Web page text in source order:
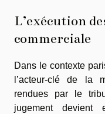
L’exécution
commerciale
Dans le contexte
l’acteur-clé de la
rendues par le
jugement devient